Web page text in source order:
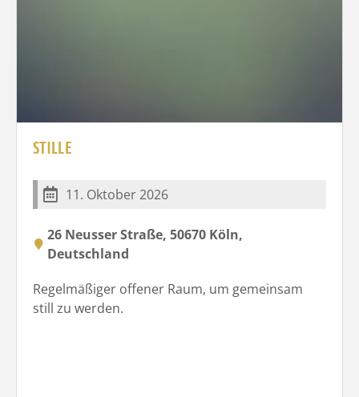
STILLE
11. Oktober 2026
26 Neusser Straße, 50670 Köln,
Deutschland
Regelmäßiger offener Raum, um gemeinsam
still zu werden.